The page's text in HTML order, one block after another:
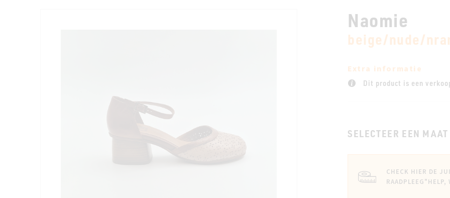
Naomie
beige/nude/
Extra informatie
Dit product is een
SELECTEER EEN MAAT
CHECK HIER DE
RAADPLEEG"HELP,